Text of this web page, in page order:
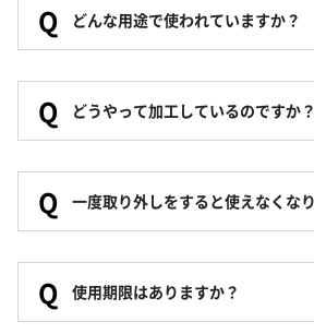
Q どんな用途で使われていますか？
Q どうやって加工しているのですか？
Q 一度取り外しをすると使えなくな
Q 使用期限はありますか？